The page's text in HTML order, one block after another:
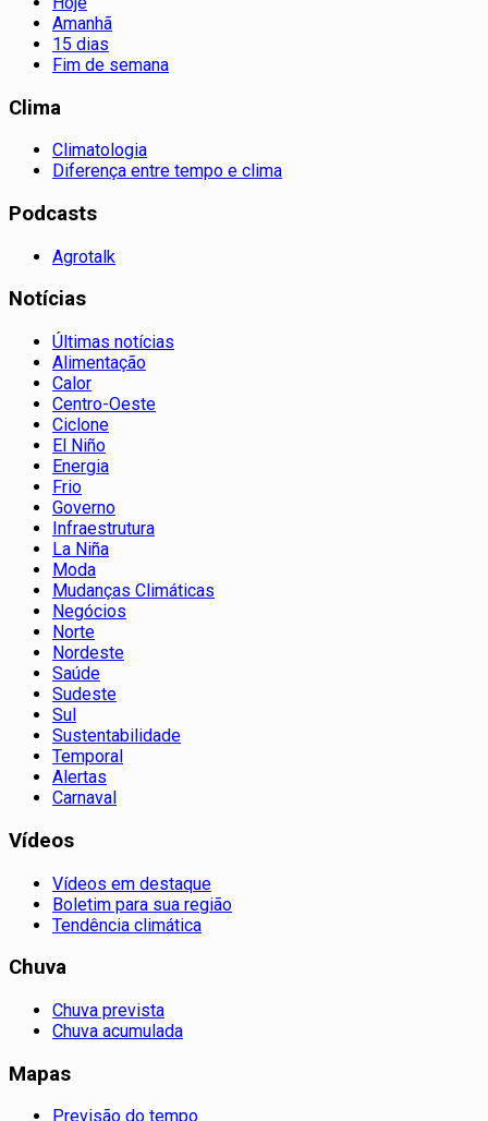
Amanhã
15 dias
Fim de semana
Clima
Climatologia
Diferença entre tempo e clima
Podcasts
Agrotalk
Notícias
Últimas notícias
Alimentação
Calor
Centro-Oeste
Ciclone
El Niño
Energia
Frio
Governo
Infraestrutura
La Niña
Moda
Mudanças Climáticas
Negócios
Norte
Nordeste
Saúde
Sudeste
Sul
Sustentabilidade
Temporal
Alertas
Carnaval
Vídeos
Vídeos em destaque
Boletim para sua região
Tendência climática
Chuva
Chuva prevista
Chuva acumulada
Mapas
Previsão do tempo